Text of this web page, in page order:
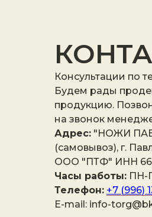
Консультации по
Будем рады
продукцию.
на звонок
Адрес: "НОЖИ
(самовывоз), г.
ООО "ПТФ" ИНН
Часы работы: ПН-
Телефон: +7 (996)
E-mail: info-